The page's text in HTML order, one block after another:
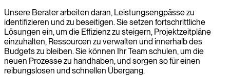
Unsere Berater arbeiten daran, Leistungsengpässe zu
identifizieren und zu beseitigen. Sie setzen fortschrittliche
Lösungen ein, um die Effizienz zu steigern, Projektzeitpläne
einzuhalten, Ressourcen zu verwalten und innerhalb des
Budgets zu bleiben. Sie können Ihr Team schulen, um die
neuen Prozesse zu handhaben, und sorgen so für einen
reibungslosen und schnellen Übergang.